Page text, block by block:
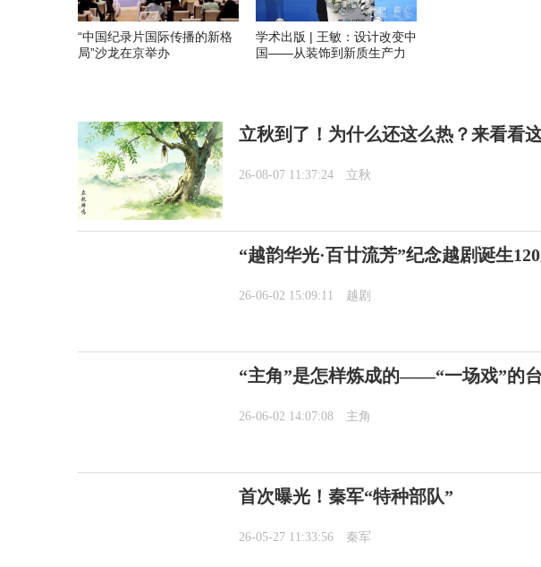
“中国纪录片国际传播的新格
局”沙龙在京举办
学术出版 | 王敏：设计改变中
国——从装饰到新质生产力
立秋到了！为什么还这么热？来看看
26-08-07 11:37:24 立秋
“越韵华光·百廿流芳”纪念越剧诞生
26-06-02 15:09:11 越剧
“主角”是怎样炼成的——“一场戏”的
26-06-02 14:07:08 主角
首次曝光！秦军“特种部队”
26-05-27 11:33:56 秦军